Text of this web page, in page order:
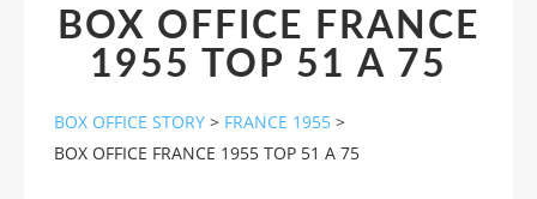
BOX OFFICE FRANCE
1955 TOP 51 A 75
BOX OFFICE STORY > FRANCE 1955 >
BOX OFFICE FRANCE 1955 TOP 51 A 75